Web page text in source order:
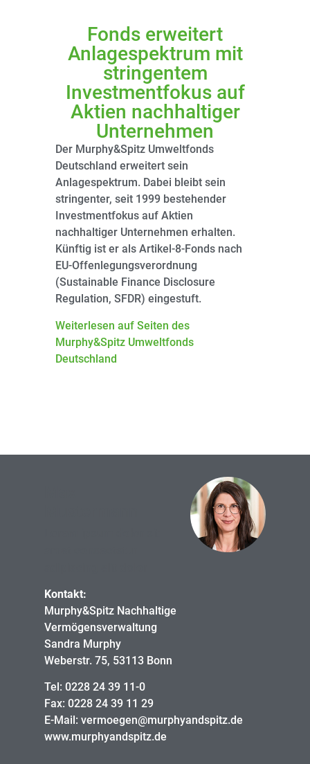
Fonds erweitert
Anlagespektrum mit
stringentem
Investmentfokus auf
Aktien nachhaltiger
Unternehmen
Der Murphy&Spitz Umweltfonds
Deutschland erweitert sein
Anlagespektrum. Dabei bleibt sein
stringenter, seit 1999 bestehender
Investmentfokus auf Aktien
nachhaltiger Unternehmen erhalten.
Künftig ist er als Artikel-8-Fonds nach
EU-Offenlegungsverordnung
(Sustainable Finance Disclosure
Regulation, SFDR) eingestuft.
Weiterlesen auf Seiten des
Murphy&Spitz Umweltfonds
Deutschland
Kontakt:
Murphy&Spitz Nachhaltige
Vermögensverwaltung
Sandra Murphy
Weberstr. 75, 53113 Bonn
Tel: 0228 24 39 11-0
Fax: 0228 24 39 11 29
E-Mail: vermoegen@murphyandspitz.de
www.murphyandspitz.de